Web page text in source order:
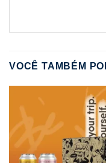
VOCÊ TAMBÉM